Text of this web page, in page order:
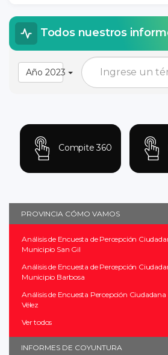
Todos nuestros
Año 2023
Compite 360
PROVINCIA CÓMO VAMOS
Análisis de Encuesta de Percepción
Municipio San Gil
Análisis de Encuesta de Percepción
Municipio Barbosa
Análisis de Encuesta Percepción
Vélez
Ver todos
INFORMES DE COYUNTURA